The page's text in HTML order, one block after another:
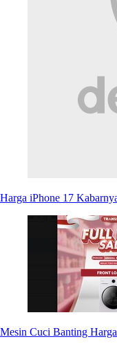
Harga iPhone 17
Mesin Cuci Banting